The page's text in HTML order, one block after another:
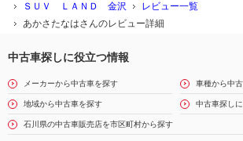
ＳＵＶ ＬＡＮＤ 金沢
レビュー一覧
あかさたなはさんのレビュー詳細
中古車探しに役立つ情報
メーカーから中古車を探す 車種から中
地域から中古車を探す 中古車探し
石川県の中古車販売店を市区町村から探す